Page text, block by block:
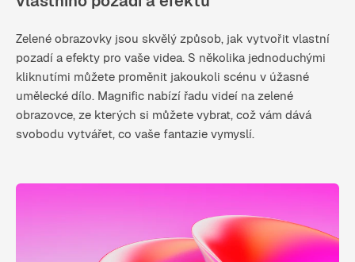
Zelené obrazovky jsou skvělý způsob, jak vytvořit vlastní
pozadí a efekty pro vaše videa. S několika jednoduchými
kliknutími můžete proměnit jakoukoli scénu v úžasné
umělecké dílo. Magnific nabízí řadu videí na zelené
obrazovce, ze kterých si můžete vybrat, což vám dává
svobodu vytvářet, co vaše fantazie vymyslí.